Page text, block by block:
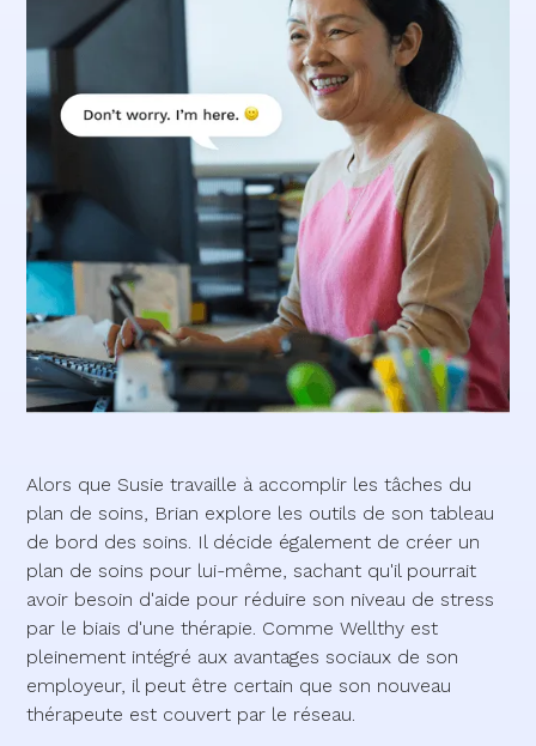
Alors que Susie travaille à accomplir les tâches du
plan de soins, Brian explore les outils de son tableau
de bord des soins. Il décide également de créer un
plan de soins pour lui-même, sachant qu'il pourrait
avoir besoin d'aide pour réduire son niveau de stress
par le biais d'une thérapie. Comme Wellthy est
pleinement intégré aux avantages sociaux de son
employeur, il peut être certain que son nouveau
thérapeute est couvert par le réseau.